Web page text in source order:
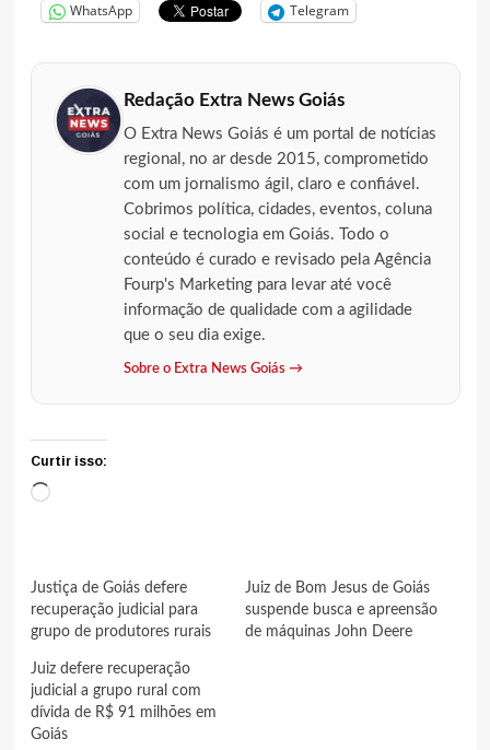
WhatsApp Telegram
Redação Extra News Goiás
O Extra News Goiás é um portal de notícias
regional, no ar desde 2015, comprometido
com um jornalismo ágil, claro e confiável.
Cobrimos política, cidades, eventos, coluna
social e tecnologia em Goiás. Todo o
conteúdo é curado e revisado pela Agência
Fourp's Marketing para levar até você
informação de qualidade com a agilidade
que o seu dia exige.
Sobre o Extra News Goiás →
Curtir isso:
Carregando...
Justiça de Goiás defere
recuperação judicial para
grupo de produtores rurais
Juiz de Bom Jesus de Goiás
suspende busca e apreensão
de máquinas John Deere
Juiz defere recuperação
judicial a grupo rural com
dívida de R$ 91 milhões em
Goiás